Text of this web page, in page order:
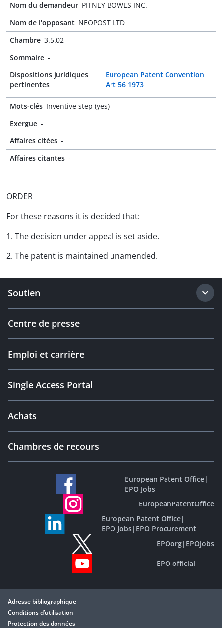
Nom du demandeur PITNEY BOWES INC.
Nom de l'opposant NEOPOST LTD
Chambre 3.5.02
Sommaire -
Dispositions juridiques
pertinentes
European Patent Convention
Art 56 1973
Mots-clés Inventive step (yes)
Exergue -
Affaires citées -
Affaires citantes -
ORDER
For these reasons it is decided that:
1. The decision under appeal is set aside.
2. The patent is maintained unamended.
Soutien
Centre de presse
Emploi et carrière
Single Access Portal
Achats
Chambres de recours
European Patent Office|
EPO Jobs
EuropeanPatentOffice
European Patent Office|
EPO Jobs| EPO Procurement
EPOorg| EPOjobs
EPO official
Adresse bibliographique
Conditions d’utilisation
Protection des données